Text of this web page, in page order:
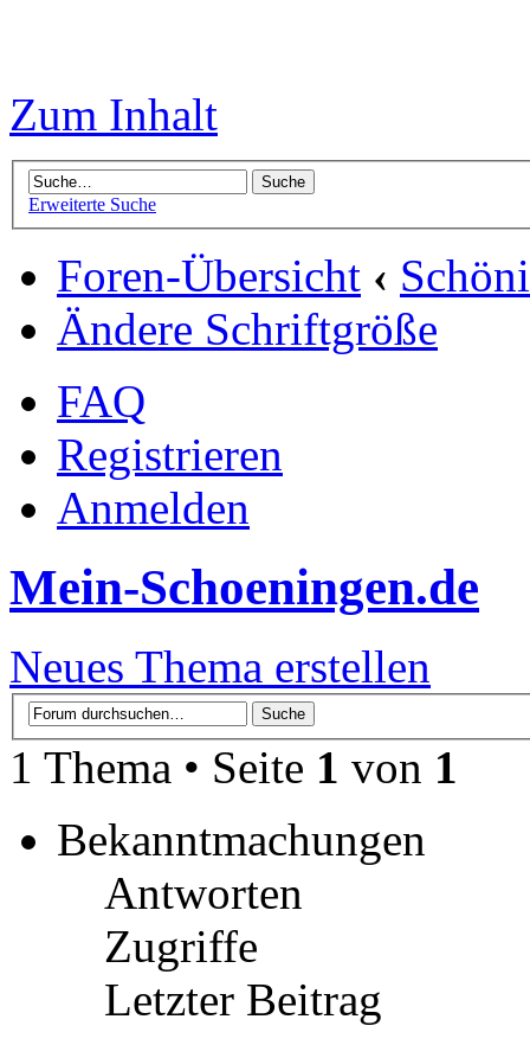
Zum Inhalt
Erweiterte Suche
Foren-Übersicht ‹
Ändere Schriftgröße
FAQ
Registrieren
Anmelden
Mein-Schoeningen.de
Neues Thema erstellen
1 Thema • Seite 1 von 1
Bekanntmachungen
Antworten
Zugriffe
Letzter Beitrag